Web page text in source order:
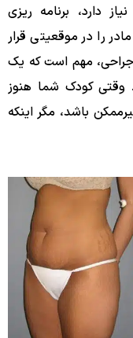
دارد، برنامه ریزی
را در موقعیتی قرار
مهم است که یک
وقتی کودک شما هنوز
باشد، مگر اینکه